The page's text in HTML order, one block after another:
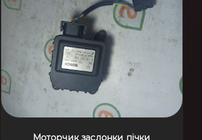
Моторчик заслонки пічки